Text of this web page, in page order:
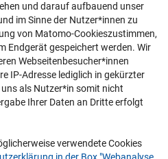
mit Behinderungen
direkt in Ihr Mailpostfach oder
an.
und darauf aufbauend unser
im Sinne der Nutzer*innen zu
von Matomo-Cookieszustimmen,
Endgerät gespeichert werden. Wir
Webseitenbesucher*innen
IP-Adresse lediglich in gekürzter
als Nutzer*in somit nicht
Ihrer Daten an Dritte erfolgt
verwendete Cookies